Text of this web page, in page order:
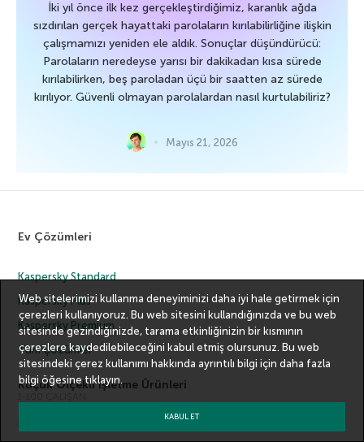
İki yıl önce ilk kez gerçekleştirdiğimiz, karanlık ağda
sızdırılan gerçek hayattaki parolaların kırılabilirliğine ilişkin
çalışmamızı yeniden ele aldık. Sonuçlar düşündürücü:
Parolaların neredeyse yarısı bir dakikadan kısa sürede
kırılabilirken, beş paroladan üçü bir saatten az sürede
kırılıyor. Güvenli olmayan parolalardan nasıl kurtulabiliriz?
Mayıs 21, 2026
Ev Çözümleri
Kaspersky Standard
Kaspersky Plus
Kaspersky Premium
Tüm Çözümler
Küçük Ölçekli İşletme Ürünleri
Web sitelerimizi kullanma deneyiminizi daha iyi hale getirmek için
çerezleri kullanıyoruz. Bu web sitesini kullandığınızda ve bu web
sitesinde gezindiğinizde, tarama etkinliğinizin bir kısmının
çerezlere kaydedilebileceğini kabul etmiş olursunuz. Bu web
sitesindeki çerez kullanımı hakkında ayrıntılı bilgi içindaha fazla
bilgiöğesine tıklayın.
KABUL ET